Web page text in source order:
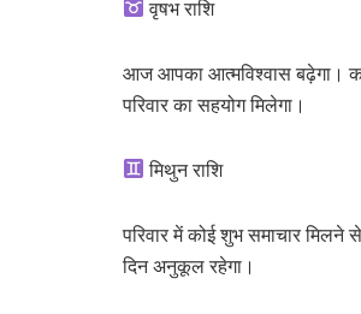
वृषभ राशि
आज आपका आत्मविश्वास बढ़ेगा।
परिवार का सहयोग मिलेगा।
मिथुन राशि
परिवार में कोई शुभ समाचार मिलने से
दिन अनुकूल रहेगा।